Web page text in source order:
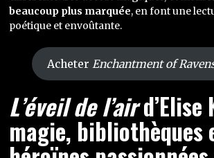
beaucoup plus marquée, en font une
poétique et envoûtante.
Acheter Enchantment of
L’éveil de l’aird’Elise
magie, bibliothèques